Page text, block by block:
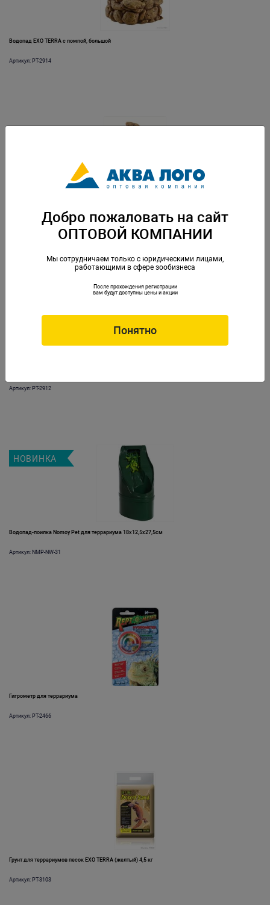
Водопад EXO TERRA с помпой, большой
Артикул: PT-2914
Артикул: PT-2910
Артикул: PT-2912
Водопад-поилка Nomoy Pet для террариума 18х12,5х27,5см
Артикул: NMP-NW-31
НОВИНКА
Гигрометр для террариума
Артикул: PT-2466
Грунт для террариумов песок EXO TERRA (желтый) 4,5 кг
Артикул: PT-3103
Добро пожаловать на сайт
ОПТОВОЙ КОМПАНИИ
Мы сотрудничаем только с юридическими лицами,
работающими в сфере зообизнеса
После прохождения регистрации
вам будут доступны цены и акции
Понятно